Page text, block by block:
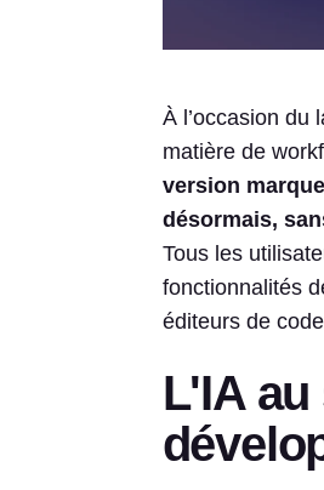
À l’occasion du
matière de
version
désormais,
Tous les
fonctionnalités
éditeurs de
L'IA